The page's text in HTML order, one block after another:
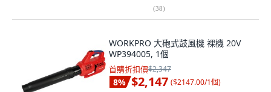
(38)
WORKPRO 大砲式鼓風機 裸機 20V
WP394005, 1個
首購折扣價$2,347
8% $2,147 ($2147.00/1個)